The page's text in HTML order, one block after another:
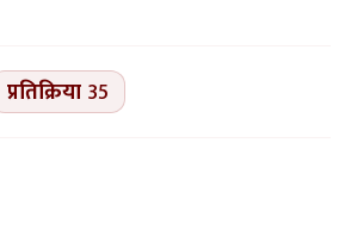
प्रतिक्रिया 35